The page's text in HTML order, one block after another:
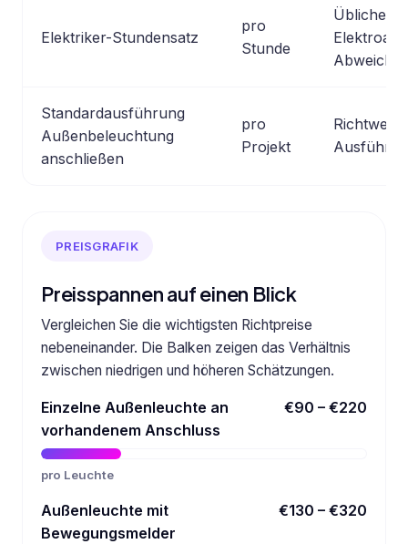
Elektriker-Stundensatz
pro
Stunde
Üblicher
Standardausführung
Außenbeleuchtung
anschließen
pro
Projekt
Richtwert
PREISGRAFIK
Preisspannen auf einen Blick
Vergleichen Sie die wichtigsten Richtpreise
nebeneinander. Die Balken zeigen das Verhältnis
zwischen niedrigen und höheren Schätzungen.
Einzelne Außenleuchte an
vorhandenem Anschluss
€90 – €220
pro Leuchte
Außenleuchte mit
Bewegungsmelder
€130 – €320